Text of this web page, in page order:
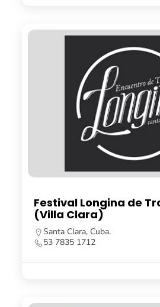
Festival Longina de
(Villa Clara)
Santa Clara, Cuba.
53 7835 1712